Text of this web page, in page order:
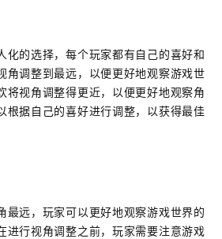
化的选择，每个玩家都有自己的喜好和
角调整到最远，以便更好地观察游戏世
将视角调整得更近，以便更好地观察角
根据自己的喜好进行调整，以获得最佳
最远，玩家可以更好地观察游戏世界的
进行视角调整之前，玩家需要注意游戏